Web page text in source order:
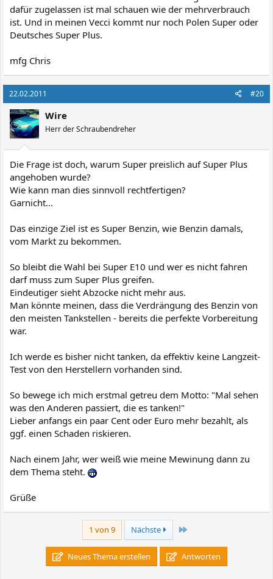
dafür zugelassen ist mal schauen wie der mehrverbrauch
ist. Und in meinen Vecci kommt nur noch Polen Super oder
Deutsches Super Plus.
mfg Chris
22.02.2011 #20
Wire
Herr der Schraubendreher
Die Frage ist doch, warum Super preislich auf Super Plus
angehoben wurde?
Wie kann man dies sinnvoll rechtfertigen?
Garnicht...
Das einzige Ziel ist es Super Benzin, wie Benzin damals,
vom Markt zu bekommen.
So bleibt die Wahl bei Super E10 und wer es nicht fahren
darf muss zum Super Plus greifen.
Eindeutiger sieht Abzocke nicht mehr aus.
Man könnte meinen, dass die Verdrängung des Benzin von
den meisten Tankstellen - bereits die perfekte Vorbereitung
war.
Ich werde es bisher nicht tanken, da effektiv keine Langzeit-
Test von den Herstellern vorhanden sind.
So bewege ich mich erstmal getreu dem Motto: "Mal sehen
was den Anderen passiert, die es tanken!"
Lieber anfangs ein paar Cent oder Euro mehr bezahlt, als
ggf. einen Schaden riskieren.
Nach einem Jahr, wer weiß wie meine Mewinung dann zu
dem Thema steht.
Grüße
1 von 9 Nächste Letzte
Neues Thema erstellen Antworten